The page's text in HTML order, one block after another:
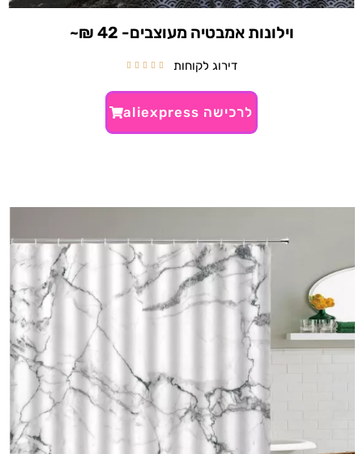
וילונות אמבטיה מעוצבים- 42 ₪~
דירוג לקוחות 




לרכישה aliexpress